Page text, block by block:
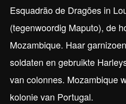
Esquadrão de Dragões in
(tegenwoordig Maputo), de
Mozambique. Haar
soldaten en gebruikte
van colonnes. Mozambique
kolonie van Portugal.